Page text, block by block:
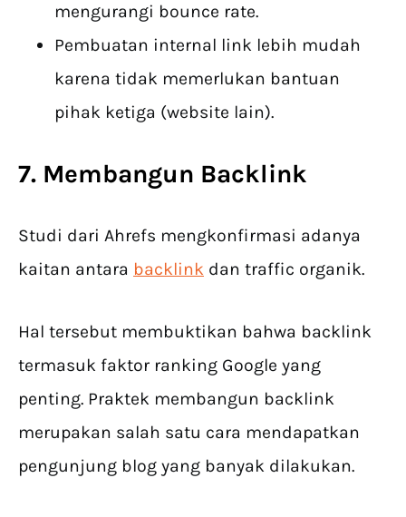
mengurangi bounce rate.
Pembuatan internal link lebih mudah
karena tidak memerlukan bantuan
pihak ketiga (website lain).
7. Membangun Backlink
Studi dari Ahrefs mengkonfirmasi adanya
kaitan antara backlink dan traffic organik.
Hal tersebut membuktikan bahwa backlink
termasuk faktor ranking Google yang
penting. Praktek membangun backlink
merupakan salah satu cara mendapatkan
pengunjung blog yang banyak dilakukan.